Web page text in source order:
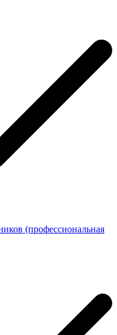
(профессиональная